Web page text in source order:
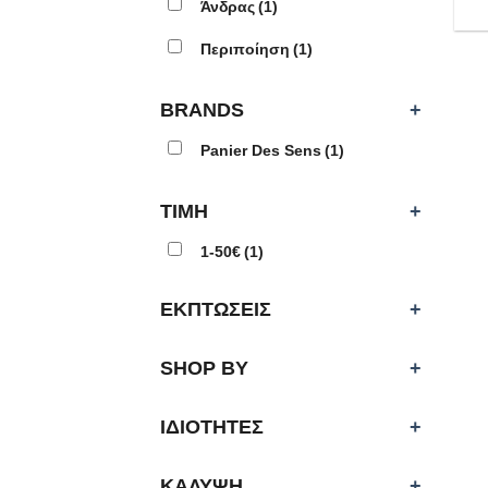
Άνδρας(1)
Περιποίηση (1)
BRANDS +
Panier Des Sens(1)
ΤΙΜΗ +
1-50€(1)
ΕΚΠΤΩΣΕΙΣ +
SHOP BY +
ΙΔΙΟΤΗΤΕΣ +